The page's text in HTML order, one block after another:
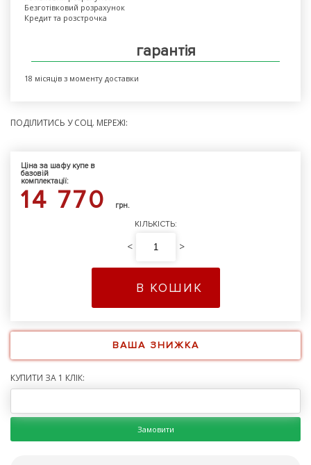
Безготівковий розрахунок
Кредит та розстрочка
гарантія
18 місяців з моменту доставки
ПОДІЛИТИСЬ У СОЦ. МЕРЕЖІ:
Ціна за шафу купе в
базовій
комплектації:
14 770 грн.
КІЛЬКІСТЬ:
< >
В КОШИК
ВАША ЗНИЖКА
КУПИТИ ЗА 1 КЛІК:
Замовити